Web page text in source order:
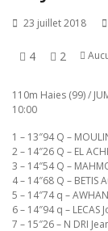
23 juillet 2018
4 2
110m Haies (99) /
10:00
1 – 13″94 Q –
2 – 14″26 Q – EL
3 – 14″54 Q –
4 – 14″68 Q –
5 – 14″74 q –
6 – 14″94 q –
7 – 15″26 – N DRI